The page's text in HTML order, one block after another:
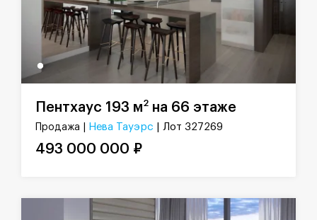
Пентхаус 193 м2 на 66 этаже
Продажа | Нева Тауэрс | Лот 327269
493 000 000 ₽